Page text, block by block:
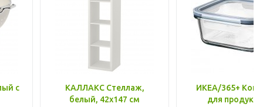
с
КАЛЛАКС Стеллаж,
белый, 42x147 см
ИКЕА/365+
для